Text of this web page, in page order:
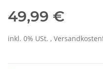
49,99 €
inkl. 0% USt. ,